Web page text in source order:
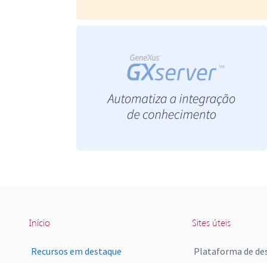
Início
Recursos em destaque
Sites úteis
Plataforma de